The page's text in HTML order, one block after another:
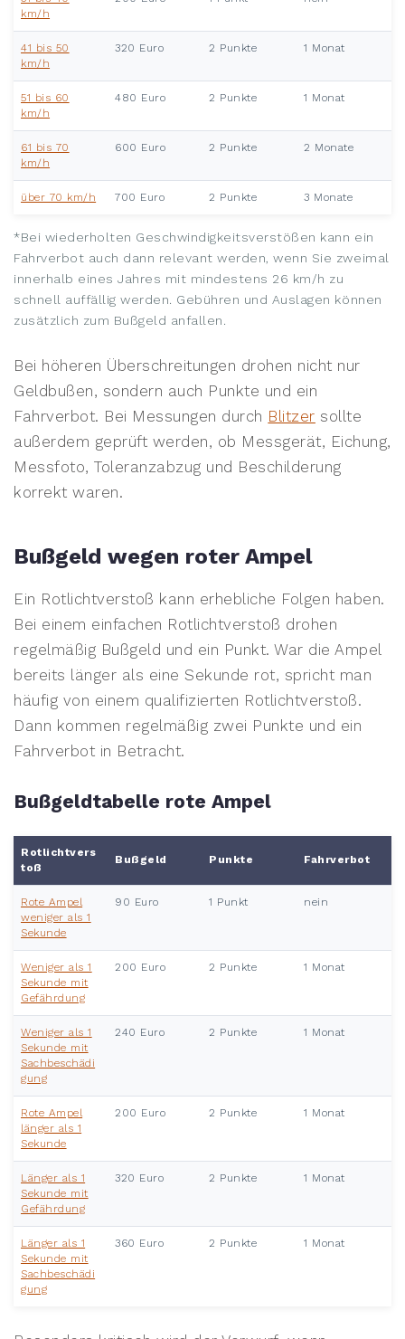
km/h
41 bis 50
km/h
320 Euro 2 Punkte 1 Monat
51 bis 60
km/h
480 Euro 2 Punkte 1 Monat
61 bis 70
km/h
600 Euro 2 Punkte 2 Monate
über 70 km/h 700 Euro 2 Punkte 3 Monate
*Bei wiederholten Geschwindigkeitsverstößen kann ein
Fahrverbot auch dann relevant werden, wenn Sie zweimal
innerhalb eines Jahres mit mindestens 26 km/h zu
schnell auffällig werden. Gebühren und Auslagen können
zusätzlich zum Bußgeld anfallen.
Bei höheren Überschreitungen drohen nicht nur
Geldbußen, sondern auch Punkte und ein
Fahrverbot. Bei Messungen durch Blitzer sollte
außerdem geprüft werden, ob Messgerät, Eichung,
Messfoto, Toleranzabzug und Beschilderung
korrekt waren.
Bußgeld wegen roter Ampel
Ein Rotlichtverstoß kann erhebliche Folgen haben.
Bei einem einfachen Rotlichtverstoß drohen
regelmäßig Bußgeld und ein Punkt. War die Ampel
bereits länger als eine Sekunde rot, spricht man
häufig von einem qualifizierten Rotlichtverstoß.
Dann kommen regelmäßig zwei Punkte und ein
Fahrverbot in Betracht.
Bußgeldtabelle rote Ampel
Rotlichtvers
toß
Bußgeld Punkte Fahrverbot
Rote Ampel
weniger als 1
Sekunde
90 Euro 1 Punkt nein
Weniger als 1
Sekunde mit
Gefährdung
200 Euro 2 Punkte 1 Monat
Weniger als 1
Sekunde mit
Sachbeschädi
gung
240 Euro 2 Punkte 1 Monat
Rote Ampel
länger als 1
Sekunde
200 Euro 2 Punkte 1 Monat
Länger als 1
Sekunde mit
Gefährdung
320 Euro 2 Punkte 1 Monat
Länger als 1
Sekunde mit
Sachbeschädi
gung
360 Euro 2 Punkte 1 Monat